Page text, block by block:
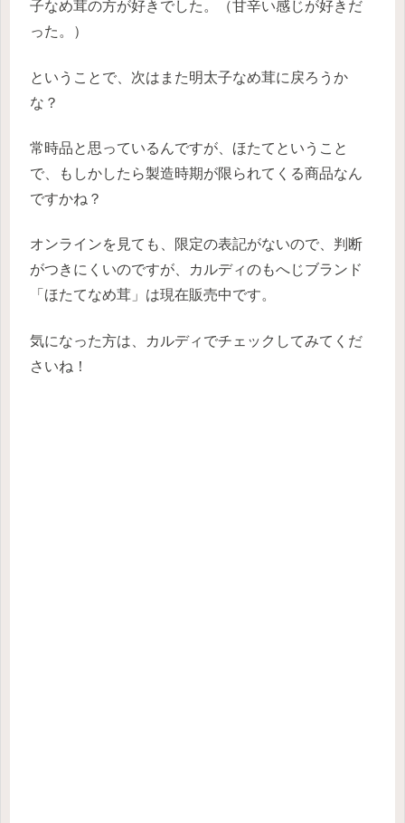
子なめ茸の方が好きでした。（甘辛い感じが好きだ
った。）
ということで、次はまた明太子なめ茸に戻ろうか
な？
常時品と思っているんですが、ほたてということ
で、もしかしたら製造時期が限られてくる商品なん
ですかね？
オンラインを見ても、限定の表記がないので、判断
がつきにくいのですが、カルディのもへじブランド
「ほたてなめ茸」は現在販売中です。
気になった方は、カルディでチェックしてみてくだ
さいね！